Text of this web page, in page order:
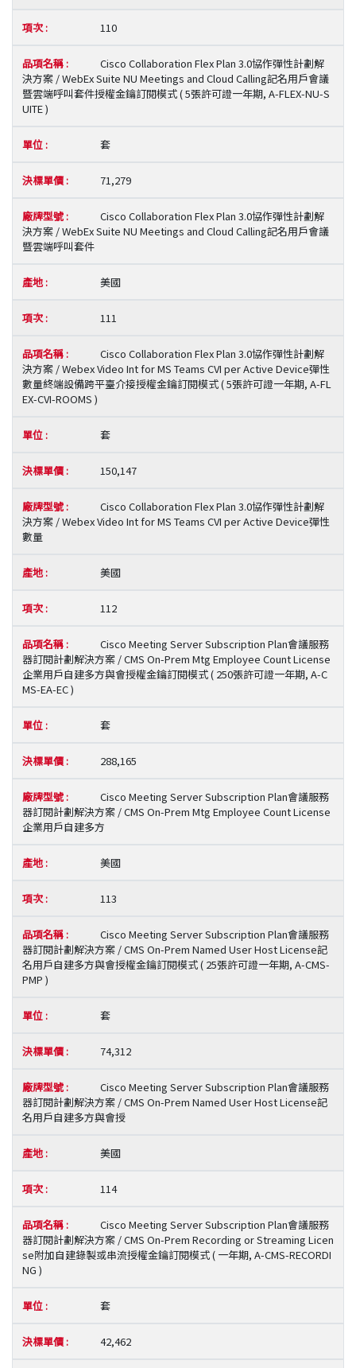
110
Cisco Collaboration Flex Plan 3.0協作彈性計劃解
決方案 / WebEx Suite NU Meetings and Cloud Calling記名用戶會議
暨雲端呼叫套件授權金鑰訂閱模式 ( 5張許可證一年期, A-FLEX-NU-S
UITE )
套
71,279
Cisco Collaboration Flex Plan 3.0協作彈性計劃解
決方案 / WebEx Suite NU Meetings and Cloud Calling記名用戶會議
暨雲端呼叫套件
美國
111
Cisco Collaboration Flex Plan 3.0協作彈性計劃解
決方案 / Webex Video Int for MS Teams CVI per Active Device彈性
數量終端設備跨平臺介接授權金鑰訂閱模式 ( 5張許可證一年期, A-FL
EX-CVI-ROOMS )
套
150,147
Cisco Collaboration Flex Plan 3.0協作彈性計劃解
決方案 / Webex Video Int for MS Teams CVI per Active Device彈性
數量
美國
112
Cisco Meeting Server Subscription Plan會議服務
器訂閱計劃解決方案 / CMS On-Prem Mtg Employee Count License
企業用戶自建多方與會授權金鑰訂閱模式 ( 250張許可證一年期, A-C
MS-EA-EC )
套
288,165
Cisco Meeting Server Subscription Plan會議服務
器訂閱計劃解決方案 / CMS On-Prem Mtg Employee Count License
企業用戶自建多方
美國
113
Cisco Meeting Server Subscription Plan會議服務
器訂閱計劃解決方案 / CMS On-Prem Named User Host License記
名用戶自建多方與會授權金鑰訂閱模式 ( 25張許可證一年期, A-CMS-
PMP )
套
74,312
Cisco Meeting Server Subscription Plan會議服務
器訂閱計劃解決方案 / CMS On-Prem Named User Host License記
名用戶自建多方與會授
美國
114
Cisco Meeting Server Subscription Plan會議服務
器訂閱計劃解決方案 / CMS On-Prem Recording or Streaming Licen
se附加自建錄製或串流授權金鑰訂閱模式 ( 一年期, A-CMS-RECORDI
NG )
套
42,462